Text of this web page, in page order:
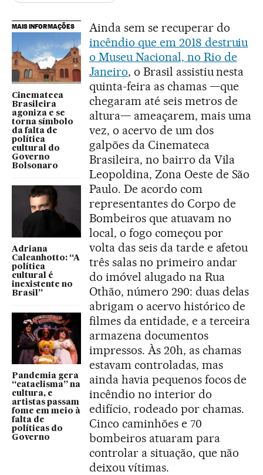
MAIS INFORMAÇÕES
Cinemateca
Brasileira
agoniza e se
torna símbolo
da falta de
política
cultural do
Governo
Bolsonaro
Adriana
Calcanhotto: “A
política
cultural é
inexistente no
Brasil”
Pandemia gera
“cataclisma” na
cultura, e
artistas passam
fome em meio à
falta de
políticas do
Governo
Ainda sem se recuperar do
incêndio que em 2018 destruiu
o Museu Nacional, no Rio de
Janeiro, o Brasil assistiu nesta
quinta-feira as chamas —que
chegaram até seis metros de
altura— ameaçarem, mais uma
vez, o acervo de um dos
galpões da Cinemateca
Brasileira, no bairro da Vila
Leopoldina, Zona Oeste de São
Paulo. De acordo com
representantes do Corpo de
Bombeiros que atuavam no
local, o fogo começou por
volta das seis da tarde e afetou
três salas no primeiro andar
do imóvel alugado na Rua
Othão, número 290: duas delas
abrigam o acervo histórico de
filmes da entidade, e a terceira
armazena documentos
impressos. Às 20h, as chamas
estavam controladas, mas
ainda havia pequenos focos de
incêndio no interior do
edifício, rodeado por chamas.
Cinco caminhões e 70
bombeiros atuaram para
controlar a situação, que não
deixou vítimas.